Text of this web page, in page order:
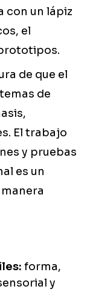
con un lápiz
el
de que el
de
El trabajo
y pruebas
es un
forma,
y